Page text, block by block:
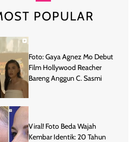
POPULAR
Foto: Gaya Agnez Mo Debut
Film Hollywood Reacher
Bareng Anggun C. Sasmi
Viral! Foto Beda Wajah
Kembar Identik: 20 Tahun